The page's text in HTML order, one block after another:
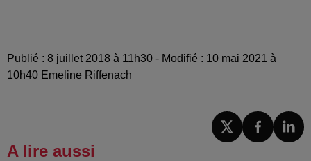
Publié : 8 juillet 2018 à 11h30 - Modifié : 10 mai 2021 à
10h40 Emeline Riffenach
A lire aussi